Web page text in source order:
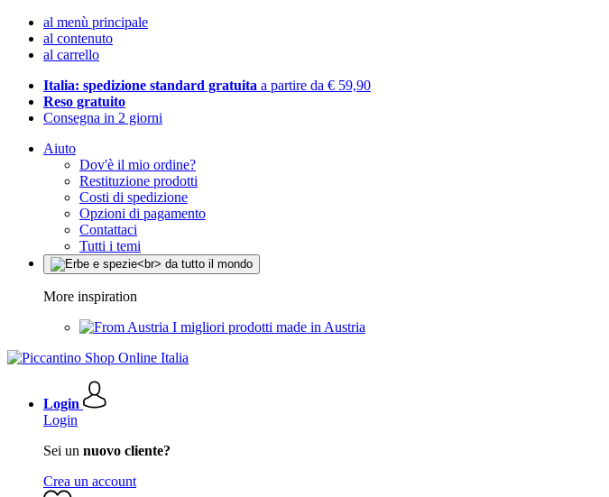
al menù principale
al contenuto
al carrello
Italia: spedizione standard gratuita a partire da € 59,90
Reso gratuito
Consegna in 2 giorni
Aiuto
Dov'è il mio ordine?
Restituzione prodotti
Costi di spedizione
Opzioni di pagamento
Contattaci
Tutti i temi
More inspiration
I migliori prodotti made in Austria
Login
Login
Sei un nuovo cliente?
Crea un account